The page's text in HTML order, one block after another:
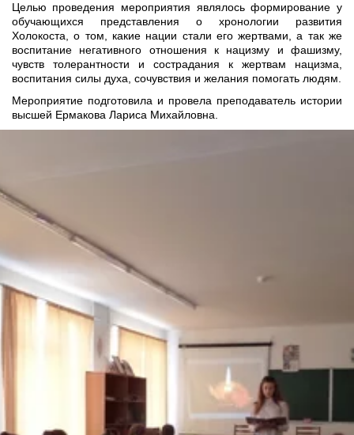
Целью проведения мероприятия являлось формирование у
обучающихся представления о хронологии развития
Холокоста, о том, какие нации стали его жертвами, а так же
воспитание негативного отношения к нацизму и фашизму,
чувств толерантности и сострадания к жертвам нацизма,
воспитания силы духа, сочувствия и желания помогать людям.
Мероприятие подготовила и провела преподаватель истории
высшей Ермакова Лариса Михайловна.